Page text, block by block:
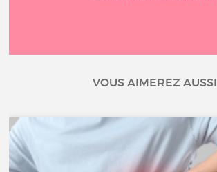
VOUS AIMEREZ AUSSI